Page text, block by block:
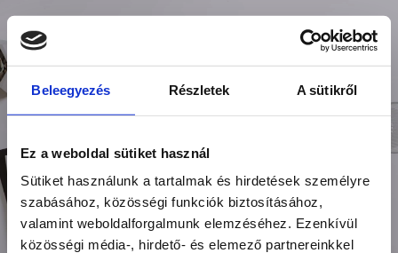
Beleegyezés Részletek A sütikről
Ez a weboldal sütiket használ
Sütiket használunk a tartalmak és hirdetések személyre
szabásához, közösségi funkciók biztosításához,
valamint weboldalforgalmunk elemzéséhez. Ezenkívül
közösségi média-, hirdető- és elemező partnereinkkel
Store
................